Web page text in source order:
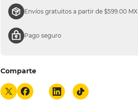
Envíos gratuitos a partir de $599.00 MX
Pago seguro
Comparte